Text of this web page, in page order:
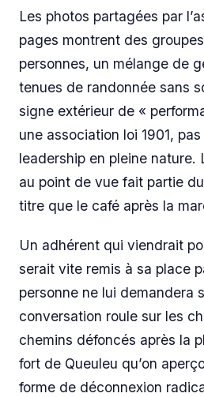
Les photos partagées par
pages montrent des
personnes, un mélange de
tenues de randonnée sans
signe extérieur de «
une association loi 1901,
leadership en pleine nature.
au point de vue fait partie
titre que le café après la
Un adhérent qui viendrait
serait vite remis à sa place
personne ne lui demandera
conversation roule sur les
chemins défoncés après la
fort de Queuleu qu’on
forme de déconnexion